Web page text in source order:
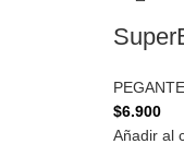
$6.900
Añadir al